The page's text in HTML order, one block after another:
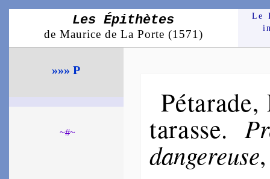
Les Épithètes
de Maurice de La Porte (1571)
Le
»»» P
~#~
Péta­rade,
ta­rasse.
dan­ge­reuse